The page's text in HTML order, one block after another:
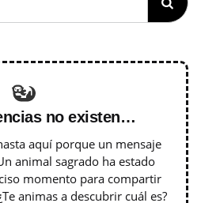
no existen…
aquí porque un mensaje
animal sagrado ha estado
momento para compartir
animas a descubrir cuál es?